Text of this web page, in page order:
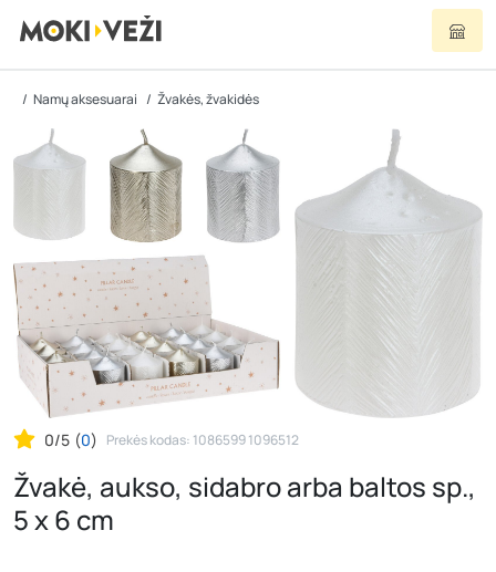
Namų aksesuarai Žvakės, žvakidės
0/5 (0) Prekės kodas: 1086599 1096512
Žvakė, aukso, sidabro arba baltos sp.,
5 x 6 cm